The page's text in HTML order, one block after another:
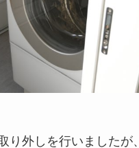
り外しを行いましたが、